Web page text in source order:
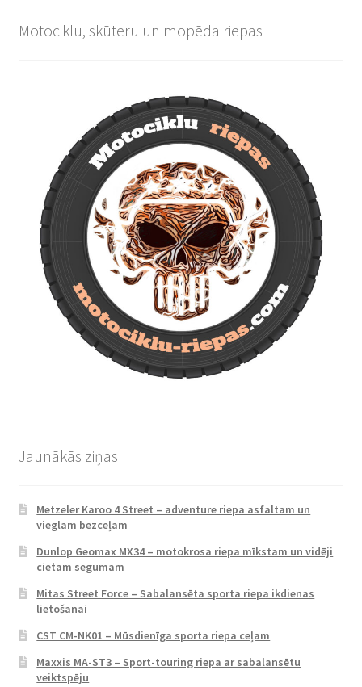
Motociklu, skūteru un mopēda riepas
Jaunākās ziņas
Metzeler Karoo 4 Street – adventure riepa asfaltam un
vieglam bezceļam
Dunlop Geomax MX34 – motokrosa riepa mīkstam un vidēji
cietam segumam
Mitas Street Force – Sabalansēta sporta riepa ikdienas
lietošanai
CST CM-NK01 – Mūsdienīga sporta riepa ceļam
Maxxis MA-ST3 – Sport-touring riepa ar sabalansētu
veiktspēju